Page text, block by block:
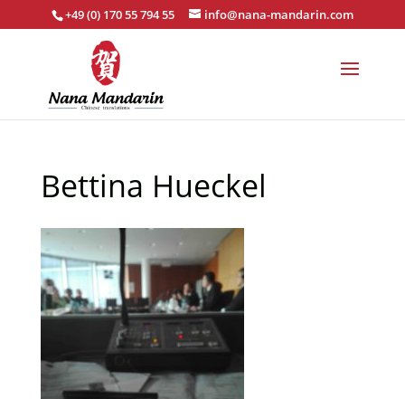
+49 (0) 170 55 794 55 info@nana-mandarin.com
Bettina Hueckel